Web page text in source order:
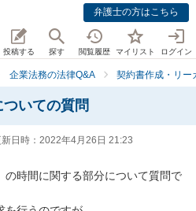
弁護士の方はこちら
投稿する 探す 閲覧履歴 マイリスト ログイン
企業法務の法律Q&A 契約書作成・リー
いての質問
日時： 2022年4月26日 21:23
時間に関する部分について質問で